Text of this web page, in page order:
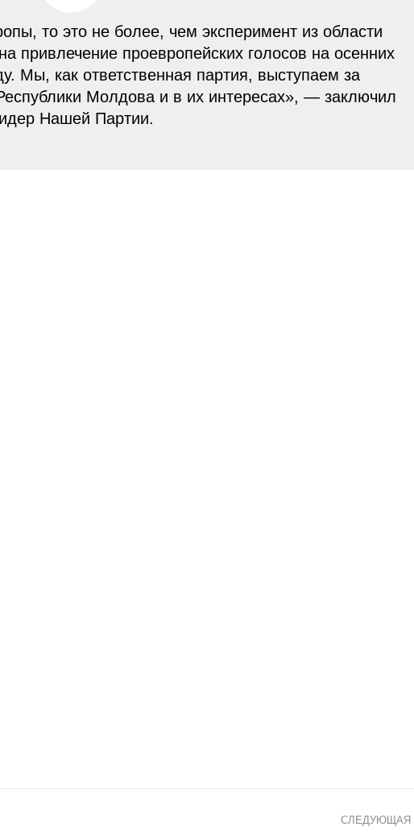
то это не более, чем эксперимент из области
привлечение проевропейских голосов на осенних
Мы, как ответственная партия, выступаем за
Молдова и в их интересах», — заключил
Нашей Партии.
СЛЕДУЮЩАЯ